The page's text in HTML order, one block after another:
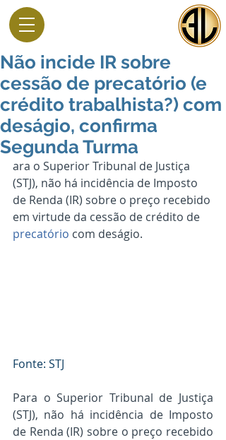
Não incide IR sobre
cessão de precatório (e
crédito trabalhista?) com
deságio, confirma
Segunda Turma
ara o Superior Tribunal de Justiça
(STJ), não há incidência de Imposto
de Renda (IR) sobre o preço recebido
em virtude da cessão de crédito de
precatório com deságio.
Fonte: STJ
Para o Superior Tribunal de Justiça
(STJ), não há incidência de Imposto
de Renda (IR) sobre o preço recebido